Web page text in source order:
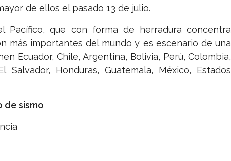
de ellos el pasado 13 de julio.
Pacífico, que con forma de herradura concentra
más importantes del mundo y es escenario de una
Ecuador, Chile, Argentina, Bolivia, Perú, Colombia,
Salvador, Honduras, Guatemala, México, Estados
de sismo